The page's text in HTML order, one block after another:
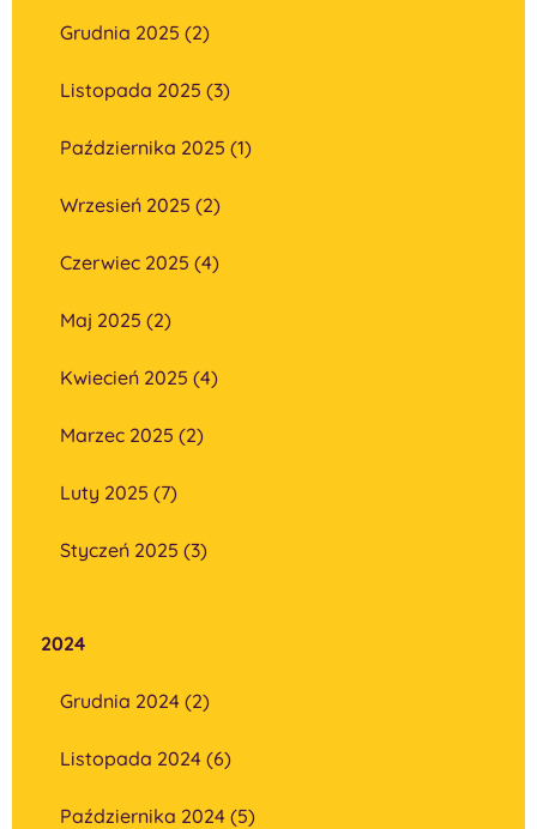
Grudnia 2025 (2)
Listopada 2025 (3)
Października 2025 (1)
Wrzesień 2025 (2)
Czerwiec 2025 (4)
Maj 2025 (2)
Kwiecień 2025 (4)
Marzec 2025 (2)
Luty 2025 (7)
Styczeń 2025 (3)
2024
Grudnia 2024 (2)
Listopada 2024 (6)
Października 2024 (5)